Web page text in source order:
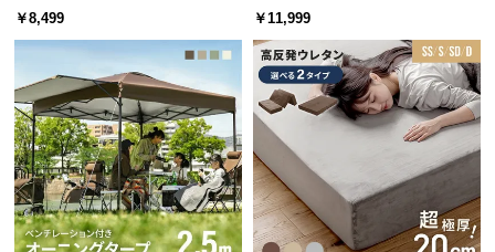
保
証
に
つ
い
て
表裏の無いデザイン
シェード生地は表裏の無いデザイン。屋内と屋外ど
ちらから見ても綺麗に見せることができます。
脚セット
￥8,499
プ 大容量120L 耐荷重150kg
￥11,999